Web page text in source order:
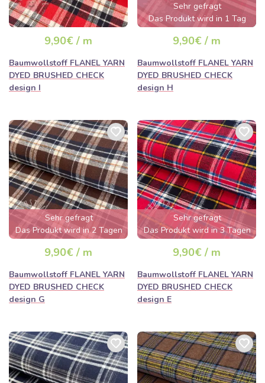
9,90€ / m
Baumwollstoff FLANEL YARN
DYED BRUSHED CHECK
design I
Sehr gefragt
Das Produkt wird in 1 Tag
ausverkauft sein
9,90€ / m
Baumwollstoff FLANEL YARN
DYED BRUSHED CHECK
design H
Sehr gefragt
Das Produkt wird in 2 Tagen
ausverkauft sein
9,90€ / m
Baumwollstoff FLANEL YARN
DYED BRUSHED CHECK
design G
Sehr gefragt
Das Produkt wird in 3 Tagen
ausverkauft sein
9,90€ / m
Baumwollstoff FLANEL YARN
DYED BRUSHED CHECK
design E